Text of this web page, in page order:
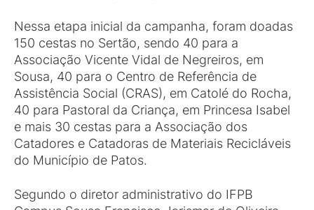
Nessa etapa inicial da campanha, foram doadas
150 cestas no Sertão, sendo 40 para a
Associação Vicente Vidal de Negreiros, em
Sousa, 40 para o Centro de Referência de
Assistência Social (CRAS), em Catolé do Rocha,
40 para Pastoral da Criança, em Princesa Isabel
e mais 30 cestas para a Associação dos
Catadores e Catadoras de Materiais Recicláveis
do Município de Patos.
Segundo o diretor administrativo do IFPB